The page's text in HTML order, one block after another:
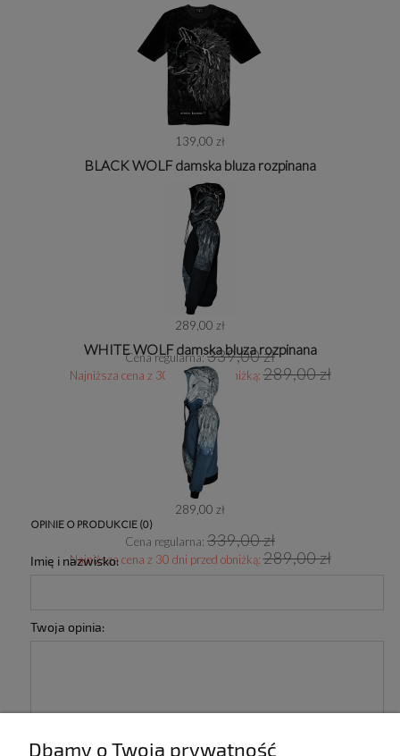
139,00 zł
BLACK WOLF damska bluza rozpinana
289,00 zł
Cena regularna:339,00 zł
Najniższa cena z 30 dni przed obniżką:289,00 zł
WHITE WOLF damska bluza rozpinana
289,00 zł
Cena regularna: 339,00 zł
Najniższa cena z 30 dni przed obniżką:289,00 zł
OPINIE O PRODUKCIE (0)
Imię i nazwisko:
Twoja opinia:
Dbamy o Twoją prywatność